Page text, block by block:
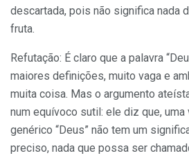
descartada, pois não significa nada
fruta.
Refutação: É claro que a palavra
maiores definições, muito vaga e
muita coisa. Mas o argumento
num equívoco sutil: ele diz que,
genérico “Deus” não tem um
preciso, nada que possa ser